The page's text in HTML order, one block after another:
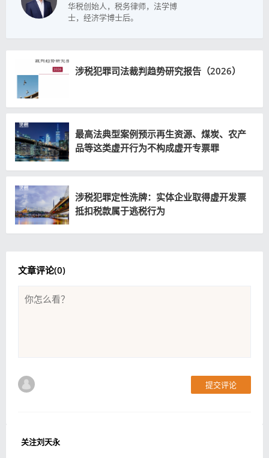
华税创始人，税务律师，法学博
士，经济学博士后。
涉税犯罪司法裁判趋势研究报告（2026）
最高法典型案例预示再生资源、煤炭、农产
品等这类虚开行为不构成虚开专票罪
涉税犯罪定性洗牌：实体企业取得虚开发票
抵扣税款属于逃税行为
文章评论(0)
提交评论
关注刘天永